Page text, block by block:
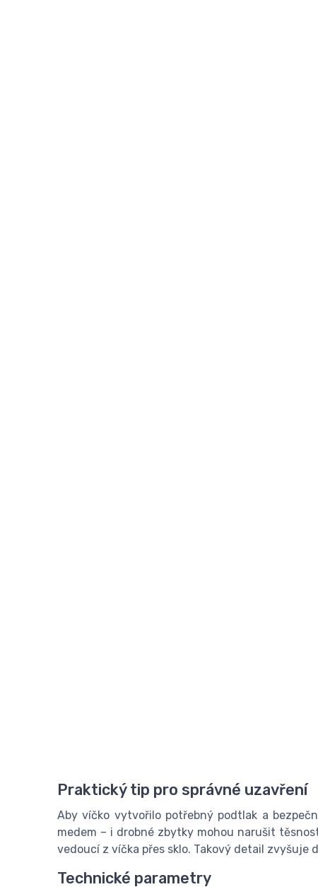
Praktický tip pro správné uzavření
Aby víčko vytvořilo potřebný podtlak a
medem – i drobné zbytky mohou narušit
vedoucí z víčka přes sklo. Takový detail
Technické parametry